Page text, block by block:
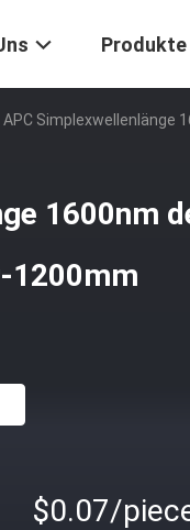
Produkte
APC Simplexwellenlänge
1600nm
1200mm
$0.07/